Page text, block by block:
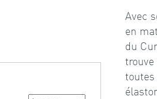
Avec
en
du
toutes